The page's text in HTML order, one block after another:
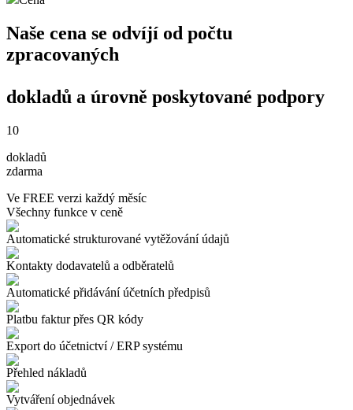
Naše cena se odvíjí od počtu
zpracovaných
dokladů a úrovně poskytované podpory
10
dokladů
zdarma
Ve FREE verzi každý měsíc
Všechny funkce v ceně
Automatické strukturované vytěžování údajů
Kontakty dodavatelů a odběratelů
Automatické přidávání účetních předpisů
Platbu faktur přes QR kódy
Export do účetnictví / ERP systému
Přehled nákladů
Vytváření objednávek